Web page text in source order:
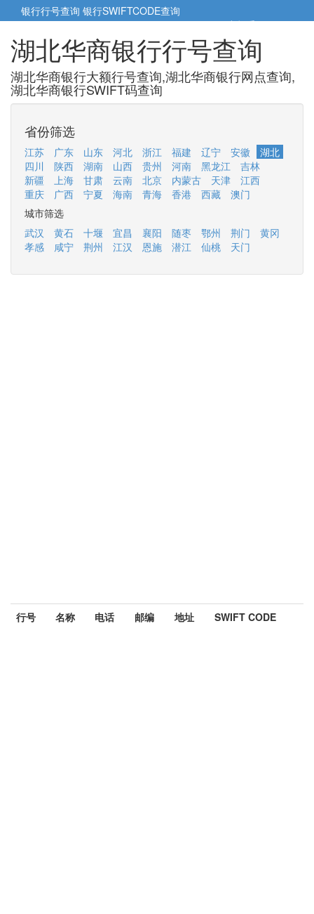
银行行号查询 银行SWIFTCODE查询
5cm小帮手5cm.cn
湖北华商银行行号查询
湖北华商银行大额行号查询,湖北华商银行网点查询,
湖北华商银行SWIFT码查询
省份筛选
江苏 广东 山东 河北 浙江 福建 辽宁 安徽
湖北
四川
陕西 湖南 山西 贵州 河南 黑龙江
吉林
新疆
上海 甘肃 云南 北京 内蒙古 天津
江西
重庆
广西 宁夏 海南 青海 香港 西藏
澳门
城市筛选
武汉
黄石 十堰 宜昌 襄阳 随枣 鄂州 荆门
黄冈
孝感
咸宁 荆州 江汉 恩施 潜江 仙桃 天门
行号 名称 电话 邮编 地址 SWIFT CODE